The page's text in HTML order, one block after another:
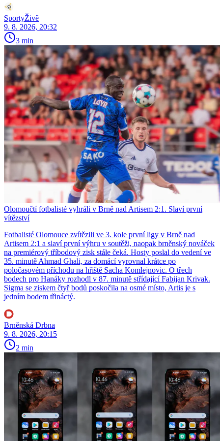
SportyŽivě
9. 8. 2026, 20:32
3 min
Olomoučtí fotbalisté vyhráli v Brně nad Artisem 2:1. Slaví první
vítězství
Fotbalisté Olomouce zvítězili ve 3. kole první ligy v Brně nad
Artisem 2:1 a slaví první výhru v soutěži, naopak brněnský nováček
na premiérový tříbodový zisk stále čeká. Hosty poslal do vedení ve
35. minutě Ahmad Ghali, za domácí vyrovnal krátce po
poločasovém příchodu na hřiště Sacha Komlejnovic. O třech
bodech pro Hanáky rozhodl v 87. minutě střídající Fabijan Krivak.
Sigma se ziskem čtyř bodů poskočila na osmé místo, Artis je s
jedním bodem třináctý.
Brněnská Drbna
9. 8. 2026, 20:15
2 min